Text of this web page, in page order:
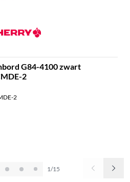
G84-4100 zwart
2
2
1/15